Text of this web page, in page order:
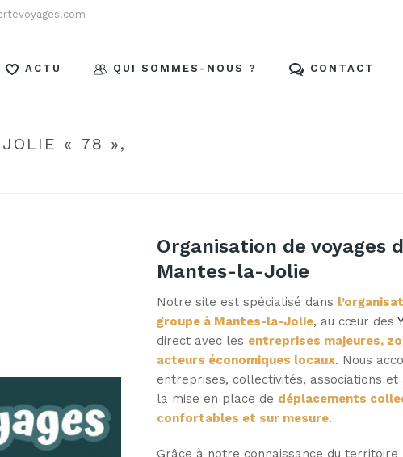
ACTU QUI SOMMES-NOUS ? CONTACT
JOLIE « 78 »,
Organisation de voyages
Mantes-la-Jolie
Notre site est spécialisé dans
groupe à Mantes-la-Jolie, au cœur des
direct avec les entreprises majeures,
acteurs économiques locaux. Nous
entreprises, collectivités, associations et
la mise en place de déplacements
confortables et sur mesure.
Grâce à notre connaissance du territoire